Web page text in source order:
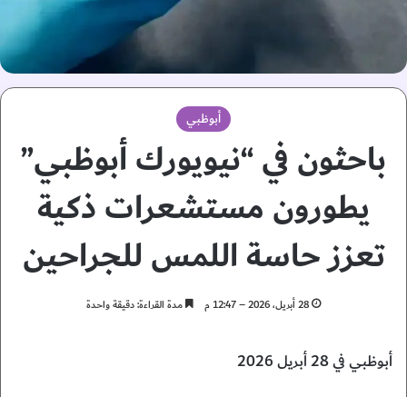
أبوظبي
باحثون في “نيويورك أبوظبي”
يطورون مستشعرات ذكية
تعزز حاسة اللمس للجراحين
28 أبريل، 2026 – 12:47 م مدة القراءة: دقيقة واحدة
أبوظبي في 28 أبريل 2026